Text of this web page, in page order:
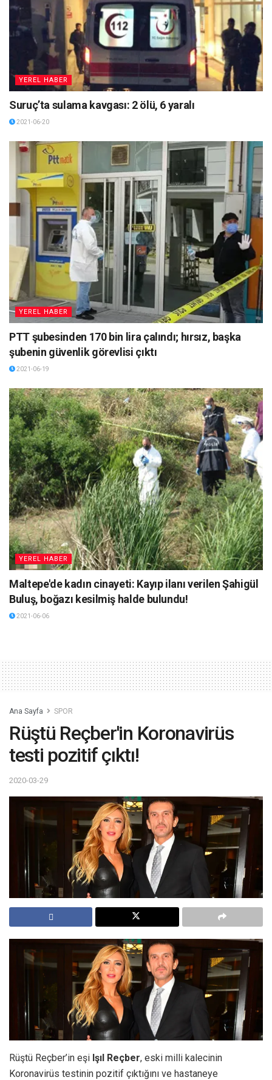
YEREL HABER
Suruç’ta sulama kavgası: 2 ölü, 6 yaralı
2021-06-20
YEREL HABER
PTT şubesinden 170 bin lira çalındı; hırsız, başka
şubenin güvenlik görevlisi çıktı
2021-06-19
YEREL HABER
Maltepe'de kadın cinayeti: Kayıp ilanı verilen Şahigül
Buluş, boğazı kesilmiş halde bulundu!
2021-06-06
Ana Sayfa SPOR
Rüştü Reçber'in Koronavirüs
testi pozitif çıktı!
2020-03-29
Rüştü Reçber’in eşi Işıl Reçber, eski milli kalecinin
Koronavirüs testinin pozitif çıktığını ve hastaneye